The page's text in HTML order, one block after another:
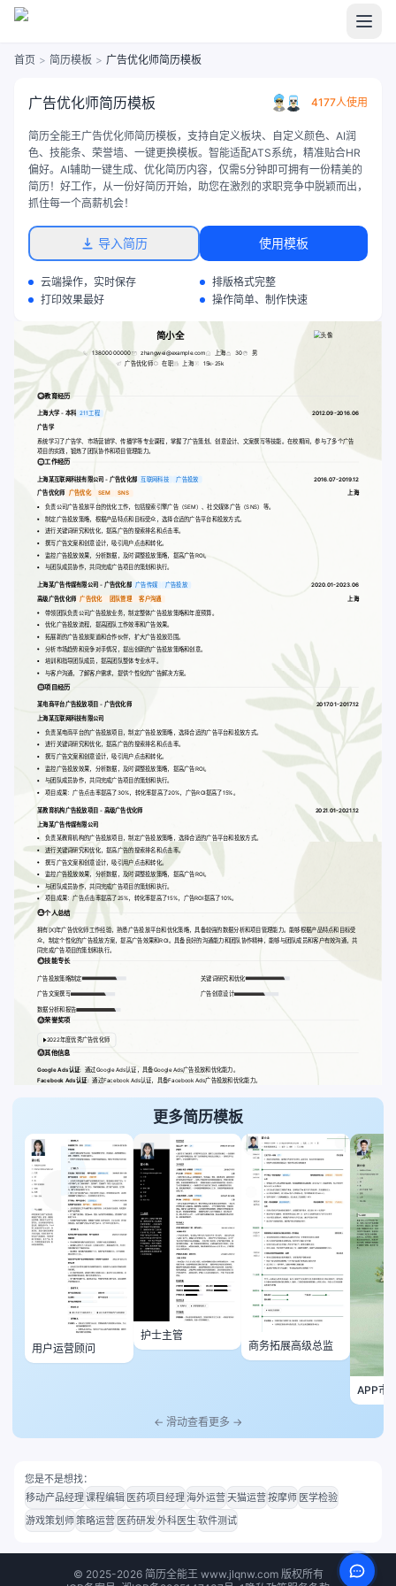
首页 > 简历模板 > 广告优化师简历模板
广告优化师简历模板 4177人使用
简历全能王广告优化师简历模板，支持自定义板块、自定义颜色、AI润
色、技能条、荣誉墙、一键更换模板。智能适配ATS系统，精准贴合HR
偏好。AI辅助一键生成、优化简历内容，仅需5分钟即可拥有一份精美的
简历！好工作，从一份好简历开始，助您在激烈的求职竞争中脱颖而出，
抓住每一个高薪机会！
导入简历 使用模板
云端操作，实时保存
排版格式完整
打印效果最好
操作简单、制作快速
简小全
13800000000 zhangwei@example.com 上海 30
男
广告优化师
在职 上海 15k-25k
教育经历
上海大学 - 本科 211工程 2012.09-2016.06
广告学
系统学习了广告学、市场营销学、传播学等专业课程，掌握了广告策划、创意设计、文案撰写等技能。在校期间，参与了多个广告
项目的实践，锻炼了团队协作和项目管理能力。
工作经历
上海某互联网科技有限公司 - 广告优化部 互联网科技 广告投放
2016.07-2019.12
广告优化师
广告优化 SEM SNS
上海
负责公司广告投放平台的优化工作，包括搜索引擎广告（SEM）、社交媒体广告（SNS）等。
制定广告投放策略，根据产品特点和目标受众，选择合适的广告平台和投放方式。
进行关键词研究和优化，提高广告的搜索排名和点击率。
撰写广告文案和创意设计，吸引用户点击和转化。
监控广告投放效果，分析数据，及时调整投放策略，提高广告ROI。
与团队成员协作，共同完成广告项目的策划和执行。
上海某广告传媒有限公司 - 广告优化部 广告传媒 广告投放 2020.01-2023.06
高级广告优化师 广告优化 团队管理 客户沟通 上海
带领团队负责公司广告投放业务，制定整体广告投放策略和年度预算。
优化广告投放流程，提高团队工作效率和广告效果。
拓展新的广告投放渠道和合作伙伴，扩大广告投放范围。
分析市场趋势和竞争对手情况，提出创新的广告投放策略和创意。
培训和指导团队成员，提高团队整体专业水平。
与客户沟通，了解客户需求，提供个性化的广告解决方案。
项目经历
某电商平台广告投放项目 - 广告优化师 2017.01-2017.12
上海某互联网科技有限公司
负责某电商平台的广告投放项目，制定广告投放策略，选择合适的广告平台和投放方式。
进行关键词研究和优化，提高广告的搜索排名和点击率。
撰写广告文案和创意设计，吸引用户点击和转化。
监控广告投放效果，分析数据，及时调整投放策略，提高广告ROI。
与团队成员协作，共同完成广告项目的策划和执行。
项目成果：广告点击率提高了30%，转化率提高了20%，广告ROI提高了15%。
某教育机构广告投放项目 - 高级广告优化师
2021.01-2021.12
上海某广告传媒有限公司
负责某教育机构的广告投放项目，制定广告投放策略，选择合适的广告平台和投放方式。
进行关键词研究和优化，提高广告的搜索排名和点击率。
撰写广告文案和创意设计，吸引用户点击和转化。
监控广告投放效果，分析数据，及时调整投放策略，提高广告ROI。
与团队成员协作，共同完成广告项目的策划和执行。
项目成果：广告点击率提高了25%，转化率提高了15%，广告ROI提高了10%。
个人总结
拥有[X]年广告优化师工作经验，熟悉广告投放平台和优化策略，具备较强的数据分析和项目管理能力。能够根据产品特点和目标受
众，制定个性化的广告投放方案，提高广告效果和ROI。具备良好的沟通能力和团队协作精神，能够与团队成员和客户有效沟通，共
同完成广告项目的策划和执行。
技能专长
广告投放策略制定 关键词研究和优化
广告文案撰写 广告创意设计
数据分析和报告
荣誉奖项
2022年度优秀广告优化师
其他信息
Google Ads认证: 通过Google Ads认证，具备Google Ads广告投放和优化能力。
Facebook Ads认证: 通过Facebook Ads认证，具备Facebook Ads广告投放和优化能力。
更多简历模板
用户运营顾问
护士主管
商务拓展高级总监
APP市
← 滑动查看更多 →
您是不是想找：
移动产品经理课程编辑 医药项目经理海外运营天猫运营按摩师 医学检验
游戏策划师策略运营 医药研发外科医生 软件测试
© 2025-2026简历全能王 www.jlqnw.com 版权所有